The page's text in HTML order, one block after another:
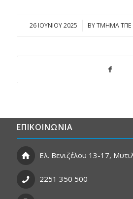
26 ΙΟΥΝΊΟΥ 2025
/ BYΤΜΗΜΑ ΤΠΕ
ΕΠΙΚΟΙΝΩΝΙΑ
Ελ. Βενιζέλου 13-17,
2251 350 500